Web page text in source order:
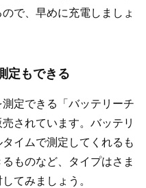
で、早めに充電しましょ
定もできる
定できる「バッテリーチ
されています。バッテリ
イムで測定してくれるも
ものなど、タイプはさま
てみましょう。